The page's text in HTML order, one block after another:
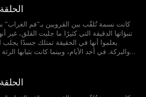
أخذتها هالة معها إلى قصر الحاكم
لحظة دخولها بدأت البركات تتدفق: الزهور تتفتح
والكلب العجوز يستعيد حيويته، لكن ما
قدرات نسمة كان أعظم بكثير…
الحلقة 11
كانت نسمة تُلقّب بين القرويين بـ"فم الغراب"
تنبؤاتها الدقيقة التي كثيرًا ما جلبت القلق، غير
يعلموا أنها في الحقيقة تمتلك جسدًا
والبركة. في أحد الأيام، وبينما كانت بثيابها
أخذتها هالة معها إلى قصر الحاكم
لحظة دخولها بدأت البركات تتدفق: الزهور تتفتح
الحلقة 12